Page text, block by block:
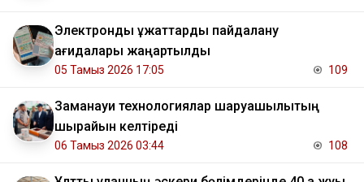
Электрондық құжаттарды пайдалану
қағидалары жаңартылды
05 Тамыз 2026 17:05 109
Заманауи технологиялар шаруашылықтың
шырайын келтіреді
06 Тамыз 2026 03:44 108